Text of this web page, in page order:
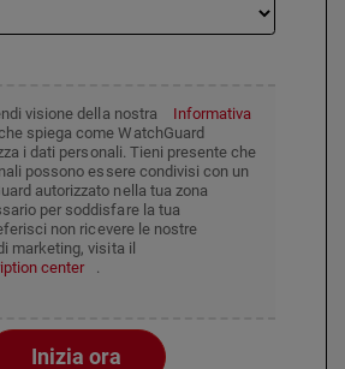
visione della nostra
Informativa
spiega come WatchGuard
i dati personali. Tieni presente che
possono essere condivisi con un
autorizzato nella tua zona
per soddisfare la tua
non ricevere le nostre
marketing, visita il
center
Inizia ora